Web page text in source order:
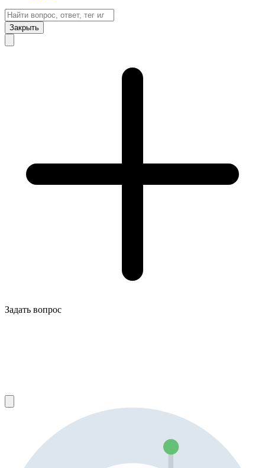
Закрыть
Задать вопрос